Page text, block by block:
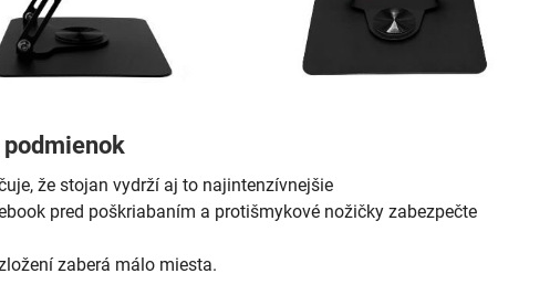
že stojan vydrží aj to najintenzívnejšie
pred poškriabaním a protišmykové nožičky zabezpečte
zaberá málo miesta.